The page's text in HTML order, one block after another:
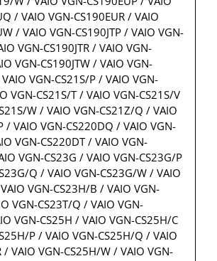
/ VAIO VGN-CS190EUR / VAIO
/ VAIO VGN-CS190JTP / VAIO VGN-
VGN-CS190JTR / VAIO VGN-
VGN-CS190JTW / VAIO VGN-
VGN-CS21S/P / VAIO VGN-
VGN-CS21S/T / VAIO VGN-CS21S/V
W / VAIO VGN-CS21Z/Q / VAIO
/ VAIO VGN-CS220DQ / VAIO VGN-
VGN-CS220DT / VAIO VGN-
VGN-CS23G / VAIO VGN-CS23G/P
Q / VAIO VGN-CS23G/W / VAIO
VGN-CS23H/B / VAIO VGN-
VGN-CS23T/Q / VAIO VGN-
VGN-CS25H / VAIO VGN-CS25H/C
P / VAIO VGN-CS25H/Q / VAIO
/ VAIO VGN-CS25H/W / VAIO VGN-